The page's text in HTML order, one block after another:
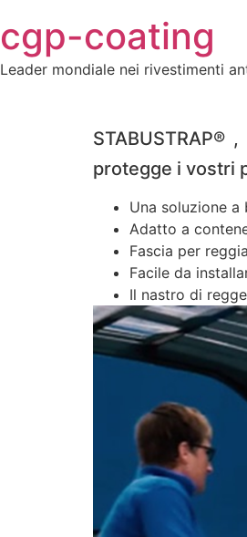
to
content
cgp-coating
Leader mondiale nei rivestimenti
STABUSTRAP®
protegge i vostri
Una soluzione
Adatto a
Fascia per
Facile da
Il nastro di